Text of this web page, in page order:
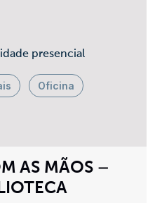
AS MÃOS –
presencial
Oficina